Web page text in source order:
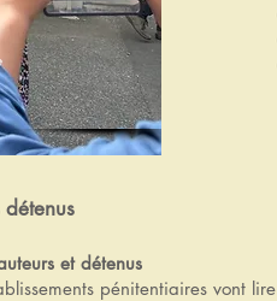
et détenus
pénitentiaires vont